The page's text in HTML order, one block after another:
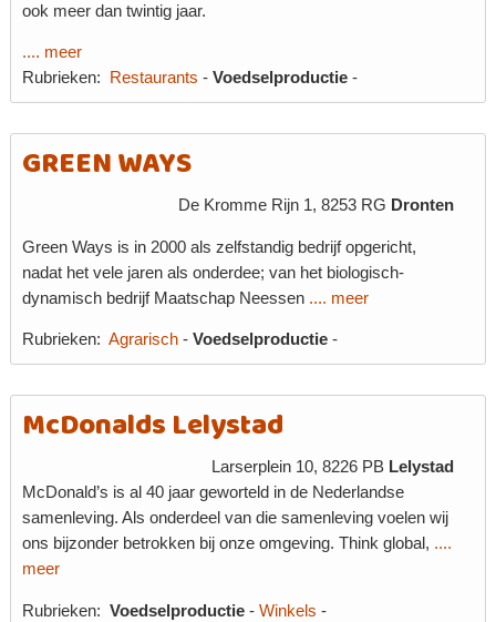
ook meer dan twintig jaar.
.... meer
Rubrieken:
Restaurants -Voedselproductie -
GREEN WAYS
De Kromme Rijn 1, 8253 RG Dronten
Green Ways is in 2000 als zelfstandig bedrijf opgericht,
nadat het vele jaren als onderdee; van het biologisch-
dynamisch bedrijf Maatschap Neessen .... meer
Rubrieken:Agrarisch -Voedselproductie -
McDonalds Lelystad
Larserplein 10, 8226 PB Lelystad
McDonald’s is al 40 jaar geworteld in de Nederlandse
samenleving. Als onderdeel van die samenleving voelen wij
ons bijzonder betrokken bij onze omgeving. Think global, ....
meer
Rubrieken:Voedselproductie -Winkels -